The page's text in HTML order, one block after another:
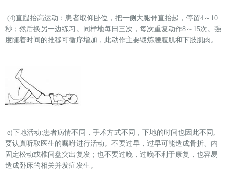
(4)直腿抬高运动：患者取仰卧位，把一侧大腿伸直抬起，停留4～10
秒；然后换另一边练习。同样地每日三次，每次重复动作8～15次。强
度随着时间的推移可循序增加，此动作主要锻炼腰腹肌和下肢肌肉。
e)下地活动:患者病情不同，手术方式不同，下地的时间也因此不同,
要认真听取医生的嘱咐进行活动。不要过早，过早可能造成骨折、内
固定松动或椎间盘突出复发；也不要过晚，过晚不利于康复，也容易
造成卧床的相关并发症发生。